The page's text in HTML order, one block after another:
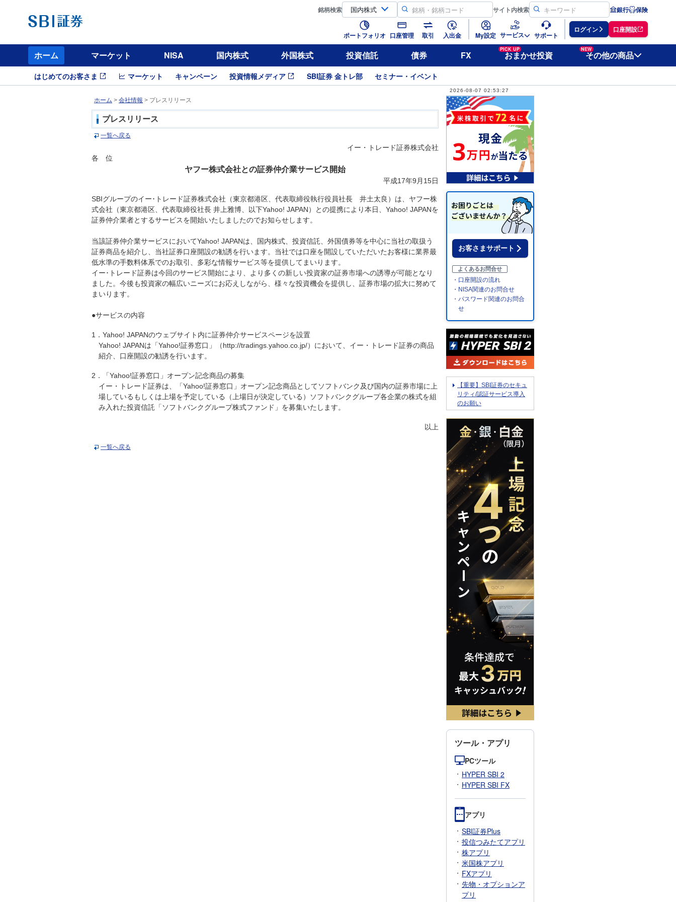
銘柄検索 サイト内検索 銀行 保険
ポートフォリオ 口座管理 取引 入出金 My設定 サービス サポート
ログイン 口座開設
ホーム マーケット NISA 国内株式 外国株式 投資信託 債券 FX
PICK UP
おまかせ投資
NEW
その他の商品
はじめてのお客さま マーケット キャンペーン 投資情報メディア SBI証券 金トレ部 セミナー・イベント
2026-08-07 02:53:27
ホーム > 会社情報 > プレスリリース
プレスリリース
一覧へ戻る
イー・トレード証券株式会社
各 位
ヤフー株式会社との証券仲介業サービス開始
平成17年9月15日
SBIグループのイー･トレード証券株式会社（東京都港区、代表取締役執行役員社長 井土太良）は、ヤフー株
式会社（東京都港区、代表取締役社長 井上雅博、以下Yahoo! JAPAN）との提携により本日、Yahoo! JAPANを
証券仲介業者とするサービスを開始いたしましたのでお知らせします。
当該証券仲介業サービスにおいてYahoo! JAPANは、国内株式、投資信託、外国債券等を中心に当社の取扱う
証券商品を紹介し、当社証券口座開設の勧誘を行います。当社では口座を開設していただいたお客様に業界最
低水準の手数料体系でのお取引、多彩な情報サービス等を提供してまいります。
イー･トレード証券は今回のサービス開始により、より多くの新しい投資家の証券市場への誘導が可能となり
ました。今後も投資家の幅広いニーズにお応えしながら、様々な投資機会を提供し、証券市場の拡大に努めて
まいります。
●サービスの内容
1．Yahoo! JAPANのウェブサイト内に証券仲介サービスページを設置
Yahoo! JAPANは「Yahoo!証券窓口」（http://tradings.yahoo.co.jp/）において、イー・トレード証券の商品
紹介、口座開設の勧誘を行います。
2．「Yahoo!証券窓口」オープン記念商品の募集
イー・トレード証券は、「Yahoo!証券窓口」オープン記念商品としてソフトバンク及び国内の証券市場に上
場しているもしくは上場を予定している（上場日が決定している）ソフトバンクグループ各企業の株式を組
み入れた投資信託「ソフトバンクグループ株式ファンド」を募集いたします。
以上
一覧へ戻る
お客さまサポート
よくあるお問合せ
・口座開設の流れ
・NISA関連のお問合せ
・パスワード関連のお問合
せ
【重要】SBI証券のセキュ
リティ/認証サービス導入
のお願い
ツール・アプリ
PCツール
HYPER SBI 2
HYPER SBI FX
アプリ
SBI証券Plus
投信つみたてアプリ
株アプリ
米国株アプリ
FXアプリ
先物・オプションア
プリ